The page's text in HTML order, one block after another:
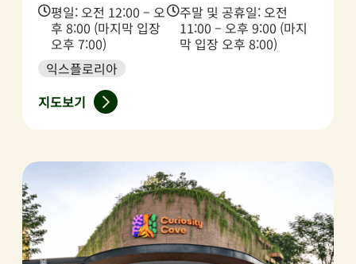
Time:
평일: 오전 12:00 – 오
후 8:00 (마지막 입장
오후 7:00)
Time:
주말 및 공휴일: 오전
11:00 – 오후 9:00 (마지
막 입장 오후 8:00)
익스플로리아
지도보기